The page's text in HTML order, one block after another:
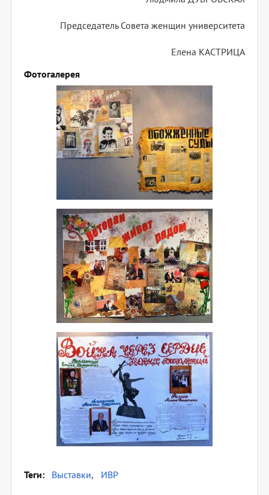
Председатель Совета женщин университета
Елена КАСТРИЦА
Фотогалерея
Теги Выставки ИВР